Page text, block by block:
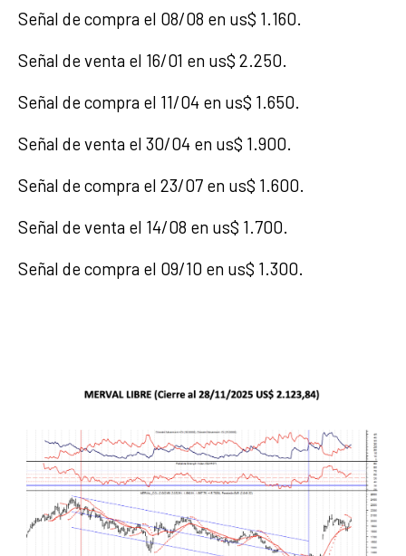
Señal de compra el 08/08 en us$ 1.160.
Señal de venta el 16/01 en us$ 2.250.
Señal de compra el 11/04 en us$ 1.650.
Señal de venta el 30/04 en us$ 1.900.
Señal de compra el 23/07 en us$ 1.600.
Señal de venta el 14/08 en us$ 1.700.
Señal de compra el 09/10 en us$ 1.300.